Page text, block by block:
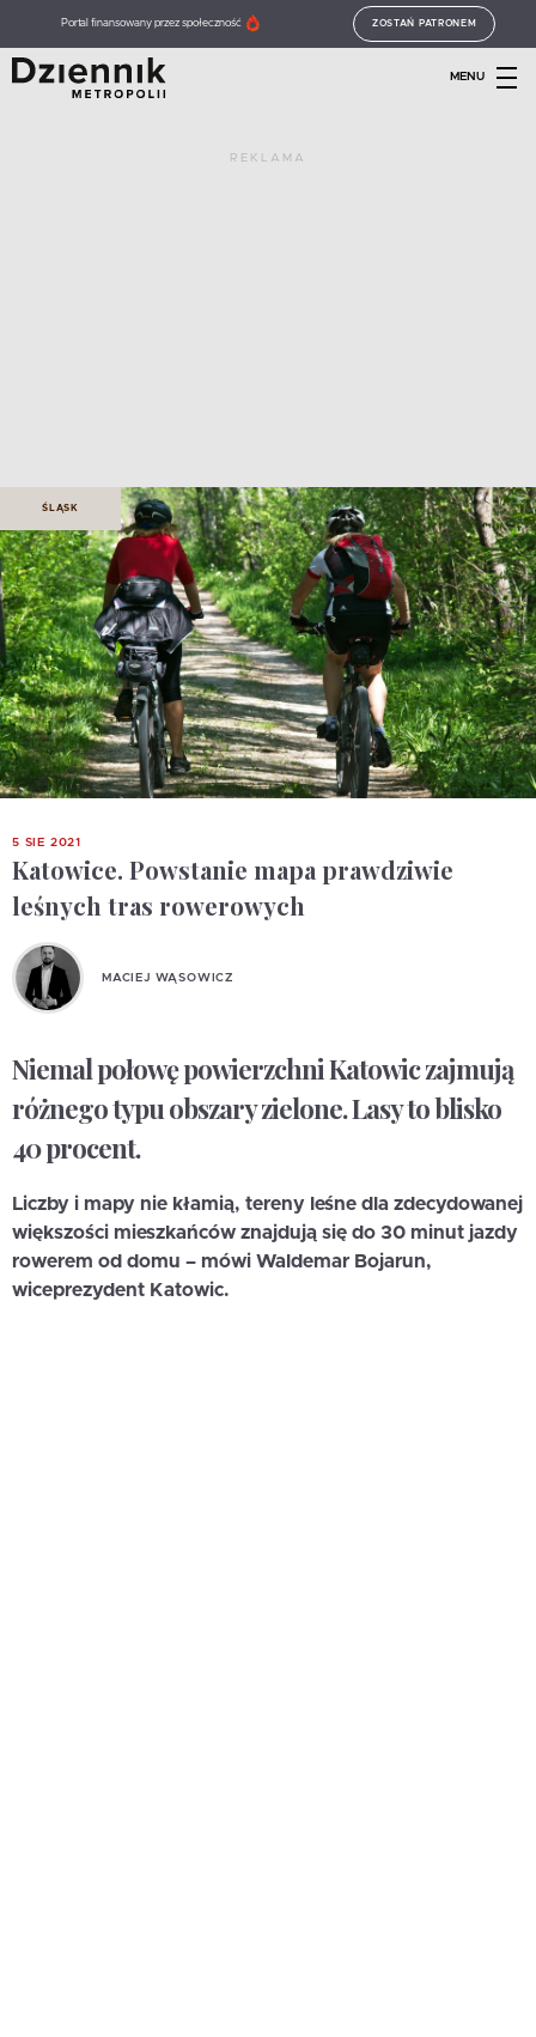
Portal finansowany przez społeczność ZOSTAŃ PATRONEM
MENU
REKLAMA
ŚLĄSK
5 SIE 2021
Katowice. Powstanie mapa prawdziwie
leśnych tras rowerowych
MACIEJ WĄSOWICZ
Niemal połowę powierzchni Katowic zajmują
różnego typu obszary zielone. Lasy to blisko
40 procent.
Liczby i mapy nie kłamią, tereny leśne dla zdecydowanej
większości mieszkańców znajdują się do 30 minut jazdy
rowerem od domu – mówi Waldemar Bojarun,
wiceprezydent Katowic.